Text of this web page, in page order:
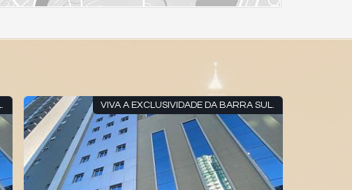
VIVA A EXCLUSIVIDADE DA BARRA SUL.